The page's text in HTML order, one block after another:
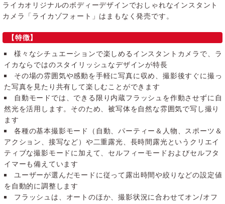
ライカオリジナルのボディーデザインでおしゃれなインスタント
カメラ「ライカゾフォート」はまもなく発売です。
【特徴】
様々なシチュエーションで楽しめるインスタントカメラで、ラ
イカならではのスタイリッシュなデザインが特長
その場の雰囲気や感動を手軽に写真に収め、撮影後すぐに撮っ
た写真を見たり共有して楽しむことができます
自動モードでは、できる限り内蔵フラッシュを作動させずに自
然光を活用します。そのため、被写体を自然な雰囲気で写し撮り
ます
各種の基本撮影モード（自動、パーティー＆人物、スポーツ＆
アクション、接写など）や二重露光、長時間露光というクリエイ
ティブな撮影モードに加えて、セルフィーモードおよびセルフタ
イマーも備えています
ユーザーが選んだモードに従って露出時間や絞りなどの設定値
を自動的に調整します
フラッシュは、オートのほか、撮影状況に合わせてオン/オフ